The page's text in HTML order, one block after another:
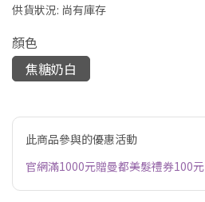
供貨狀況: 尚有庫存
顏色
焦糖奶白
此商品參與的優惠活動
官網滿1000元贈曼都美髮禮券100元